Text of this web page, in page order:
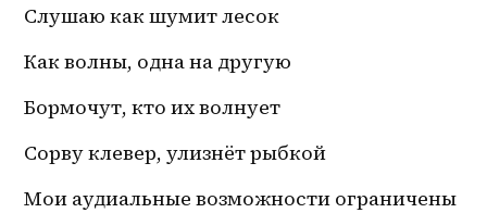
Слушаю как шумит лесок
Как волны, одна на другую
Бормочут, кто их волнует
Сорву клевер, улизнёт рыбкой
Мои аудиальные возможности ограничены